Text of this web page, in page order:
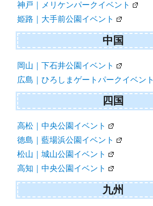
神戸｜メリケンパークイベント
姫路｜大手前公園イベント
中国
岡山｜下石井公園イベント
広島｜ひろしまゲートパークイベント
四国
高松｜中央公園イベント
徳島｜藍場浜公園イベント
松山｜城山公園イベント
高知｜中央公園イベント
九州